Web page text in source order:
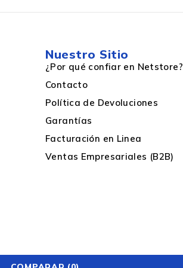
Nuestro Sitio
¿Por qué confiar en Netstore?
Contacto
Política de Devoluciones
Garantías
Facturación en Linea
Ventas Empresariales (B2B)